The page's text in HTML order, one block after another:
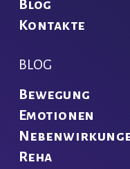
Blog
Kontakte
BLOG
Bewegung
Emotionen
Reha